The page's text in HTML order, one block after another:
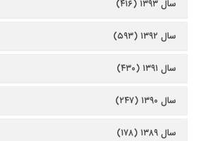
سال ۱۳۹۳ (۴۱۶)
سال ۱۳۹۲ (۵۹۳)
سال ۱۳۹۱ (۴۳۰)
سال ۱۳۹۰ (۲۴۷)
سال ۱۳۸۹ (۱۷۸)